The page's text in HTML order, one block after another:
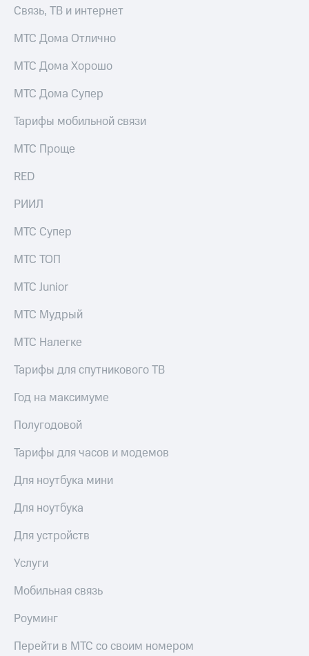
Связь, ТВ и интернет
МТС Дома Отлично
МТС Дома Хорошо
МТС Дома Супер
Тарифы мобильной связи
МТС Проще
RED
РИИЛ
МТС Супер
МТС ТОП
МТС Junior
МТС Мудрый
МТС Налегке
Тарифы для спутникового ТВ
Год на максимуме
Полугодовой
Тарифы для часов и модемов
Для ноутбука мини
Для ноутбука
Для устройств
Услуги
Мобильная связь
Роуминг
Перейти в МТС со своим номером